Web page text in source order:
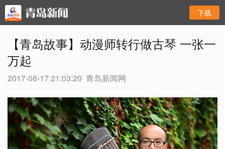
下载
【青岛故事】动漫师转行做古琴 一张一
万起
2017-08-17 21:03:20 青岛新闻网